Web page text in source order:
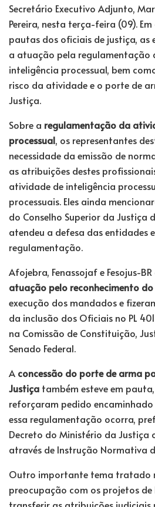
Secretário Executivo Adjunto,
Pereira, nesta terça-feira (09).
pautas dos oficiais de justiça,
a atuação pela regulamentação
inteligência processual, bem
risco da atividade e o porte de
Justiça.
Sobre a regulamentação da
processual, os representantes
necessidade da emissão de
as atribuições destes
atividade de inteligência
processuais. Eles ainda
do Conselho Superior da Justiça
atendeu a defesa das entidades
regulamentação.
Afojebra, Fenassojaf e Fesojus-
atuação pelo reconhecimento
execução dos mandados e
da inclusão dos Oficiais no PL
na Comissão de Constituição,
Senado Federal.
A concessão do porte de arma
Justiça também esteve em
reforçaram pedido
essa regulamentação ocorra,
Decreto do Ministério da Justiça
através de Instrução Normativa
Outro importante tema tratado
preocupação com os projetos de